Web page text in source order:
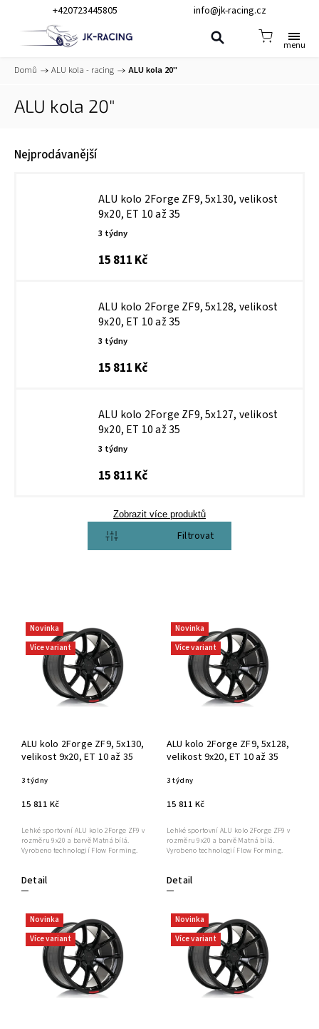
+420723445805 info@jk-racing.cz
Domů / ALU kola - racing / ALU kola 20"
ALU kola 20"
Nejprodávanější
ALU kolo 2Forge ZF9, 5x130, velikost
9x20, ET 10 až 35
3 týdny
15 811 Kč
ALU kolo 2Forge ZF9, 5x128, velikost
9x20, ET 10 až 35
3 týdny
15 811 Kč
ALU kolo 2Forge ZF9, 5x127, velikost
9x20, ET 10 až 35
3 týdny
15 811 Kč
Zobrazit více produktů
Otevřít filtr
Novinka
Více variant
ALU kolo 2Forge ZF9, 5x130,
velikost 9x20, ET 10 až 35
3 týdny
15 811 Kč
Detail
Lehké sportovní ALU kolo 2Forge ZF9 v
rozměru 9x20 a barvě Matná bílá.
Vyrobeno technologií Flow Forming.
Novinka
Více variant
ALU kolo 2Forge ZF9, 5x128,
velikost 9x20, ET 10 až 35
3 týdny
15 811 Kč
Detail
Lehké sportovní ALU kolo 2Forge ZF9 v
rozměru 9x20 a barvě Matná bílá.
Vyrobeno technologií Flow Forming.
Novinka
Více variant
Novinka
Více variant